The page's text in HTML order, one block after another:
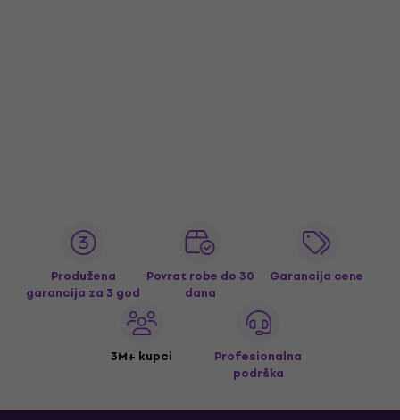
Produžena
garancija za 3 god
Povrat robe do 30
dana
Garancija cene
3M+ kupci
Profesionalna
podrška